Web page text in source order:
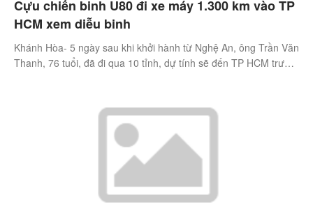
Cựu chiến binh U80 đi xe máy 1.300 km vào TP
HCM xem diễu binh
Khánh Hòa- 5 ngày sau khi khởi hành từ Nghệ An, ông Trần Văn
Thanh, 76 tuổi, đã đi qua 10 tỉnh, dự tính sẽ đến TP HCM trước